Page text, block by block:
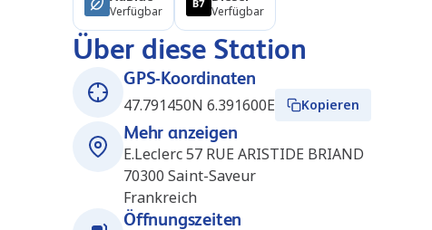
Verfügbar Verfügbar
Über diese Station
GPS-Koordinaten
47.791450N 6.391600E
Kopieren
Mehr anzeigen
E.Leclerc 57 RUE ARISTIDE BRIAND
70300 Saint-Saveur
Frankreich
Öffnungszeiten